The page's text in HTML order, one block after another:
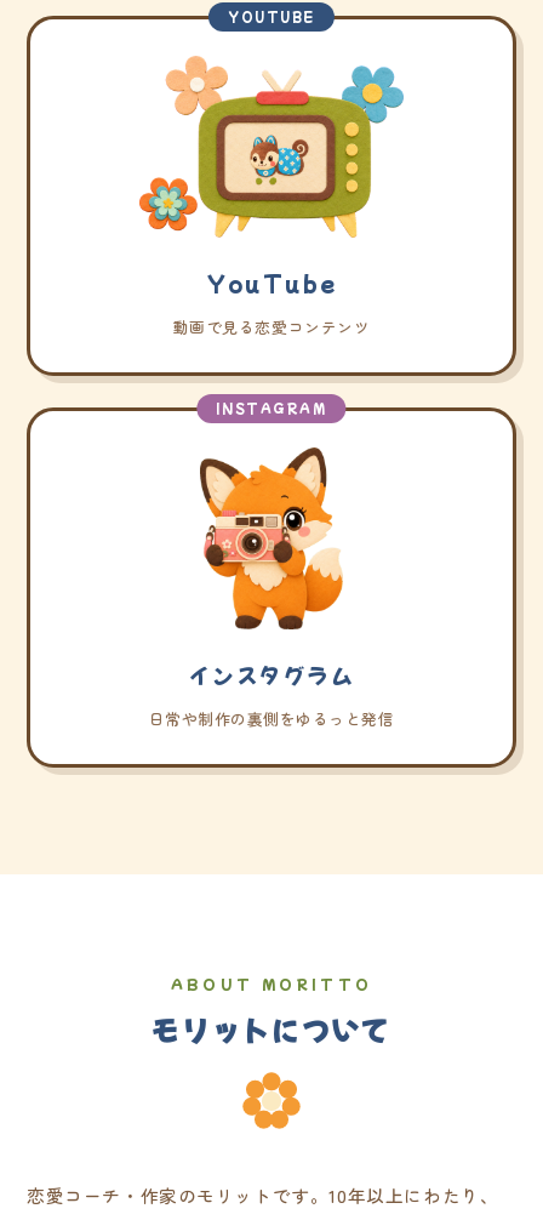
YOUTUBE
YouTube
動画で見る恋愛コンテンツ
INSTAGRAM
インスタグラム
日常や制作の裏側をゆるっと発信
ABOUT MORITTO
モリットについて
恋愛コーチ・作家のモリットです。10年以上にわたり、